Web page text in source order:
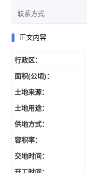
联系方式
正文内容
行政区：
面积(公顷)：
土地来源：
土地用途：
供地方式：
容积率：
交地时间 ：